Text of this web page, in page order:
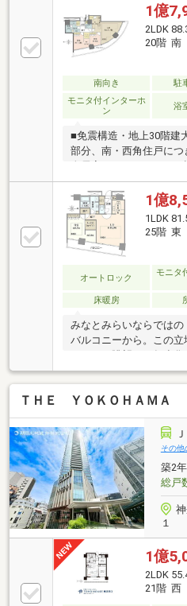
○30階建て免震構造タ
部、ホテルライクな内
育可能 ※飼育細則あり○
ーに配慮したフラッパー
1億
2LDK
20階 南
南向き 駐
モニタ付インターホ
ン
浴
■免震構造・地上30階建
部分、南・西角住戸に
ルコニーはR形状のワイ
スや床暖房有り■地域熱
載されています■全居室
熱交換式24時間換気シ
■20000平米超の敷地内
ランドスケープデザイ
時間有人管理(夜間警備
ます■コンシェルジュデ
施設充実(※一部有償)
1億
1LDK
25階 東
オートロック
モニタ
床暖房
みなとみらいならでは
バルコニーから。この立
ＴＨＥ ＹＯＫＯＨＡＭＡ
その他
築2
総戸
１
1億
2LDK
21階 西